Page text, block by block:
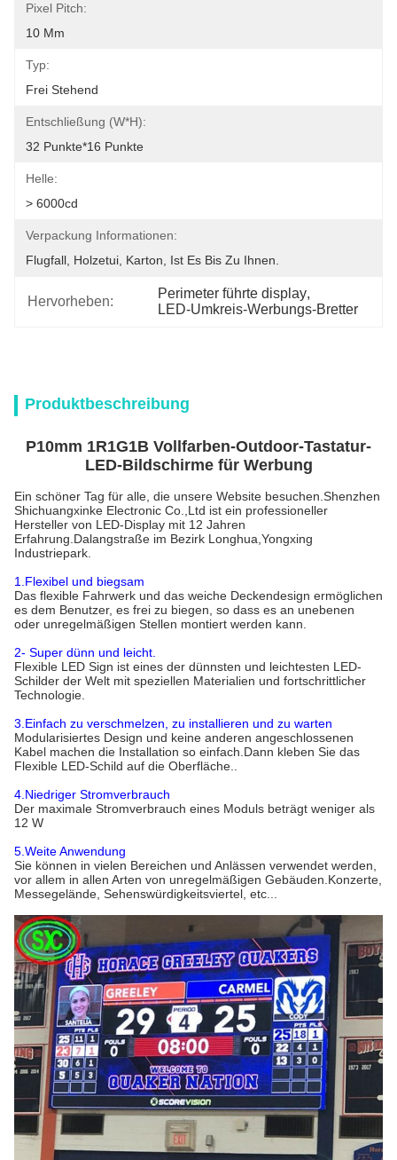
Pixel Pitch:
10 Mm
Typ:
Frei Stehend
Entschließung (W*H):
32 Punkte*16 Punkte
Helle:
> 6000cd
Verpackung Informationen:
Flugfall, Holzetui, Karton, Ist Es Bis Zu Ihnen.
Hervorheben:
Perimeter führte display,
LED-Umkreis-Werbungs-Bretter
Produktbeschreibung
P10mm 1R1G1B Vollfarben-Outdoor-Tastatur-
LED-Bildschirme für Werbung
Ein schöner Tag für alle, die unsere Website besuchen.Shenzhen
Shichuangxinke Electronic Co.,Ltd ist ein professioneller
Hersteller von LED-Display mit 12 Jahren
Erfahrung.Dalangstraße im Bezirk Longhua,Yongxing
Industriepark.
1.Flexibel und biegsam
Das flexible Fahrwerk und das weiche Deckendesign ermöglichen
es dem Benutzer, es frei zu biegen, so dass es an unebenen
oder unregelmäßigen Stellen montiert werden kann.
2- Super dünn und leicht.
Flexible LED Sign ist eines der dünnsten und leichtesten LED-
Schilder der Welt mit speziellen Materialien und fortschrittlicher
Technologie.
3.Einfach zu verschmelzen, zu installieren und zu warten
Modularisiertes Design und keine anderen angeschlossenen
Kabel machen die Installation so einfach.Dann kleben Sie das
Flexible LED-Schild auf die Oberfläche..
4.Niedriger Stromverbrauch
Der maximale Stromverbrauch eines Moduls beträgt weniger als
12 W
5.Weite Anwendung
Sie können in vielen Bereichen und Anlässen verwendet werden,
vor allem in allen Arten von unregelmäßigen Gebäuden.Konzerte,
Messegelände, Sehenswürdigkeitsviertel, etc...